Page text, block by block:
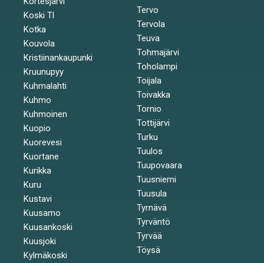
Koski Tl
Kotka
Kouvola
Kristiinankaupunki
Kruunupyy
Kuhmalahti
Kuhmo
Kuhmoinen
Kuopio
Kuorevesi
Kuortane
Kurikka
Kuru
Kustavi
Kuusamo
Kuusankoski
Kuusjoki
Kylmäkoski
Tervo
Tervola
Teuva
Tohmajärvi
Toholampi
Toijala
Toivakka
Tornio
Tottijärvi
Turku
Tuulos
Tuupovaara
Tuusniemi
Tuusula
Tyrnävä
Tyrväntö
Tyrvää
Töysä